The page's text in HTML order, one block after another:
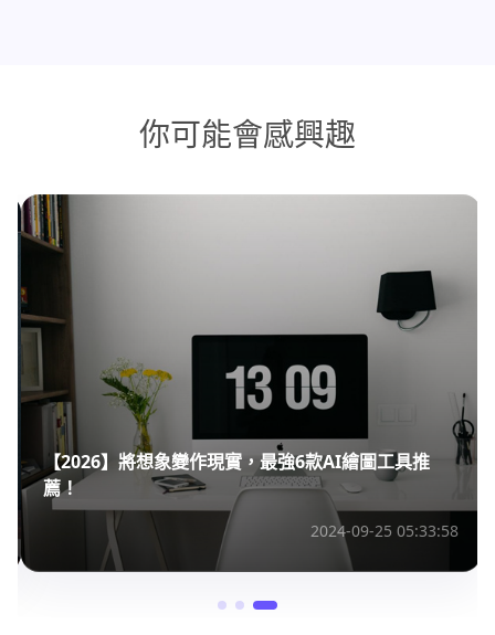
你可能會感興趣
【2026】將想象變作現實，最強6款AI繪圖工具推
薦！
2024-09-25 05:33:58